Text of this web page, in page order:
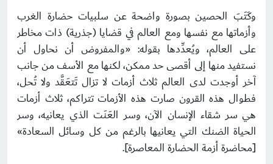
وكَتَبَ الحصين بصورة واضحة عن سلبيات حضارة الغرب
وأزماتها مع نفسها ومع العالم في قضايا (جذرية) ذات مخاطر
على العالم، ويُعدِّدها بقوله: «والمفروض أن نحاول أن
نستفيد منها إلى أقصى حد ممكن، لكنها مع الأسف من جانب
آخر أوجدت لدى العالم ثلاث أزمات لا تزال تَتعَقَّد ولا تُحل،
فطوال هذه القرون صارت هذه الأزمات تتراكم، ثلاث أزمات
هي سر شقاء الإنسان الآن، وسر العَنَت الذي يعانيه، وسر
الحياة الضنك التي يعانيها بالرغم من كل وسائل السعادة»
[محاضرة أزمة الحضارة المعاصرة].